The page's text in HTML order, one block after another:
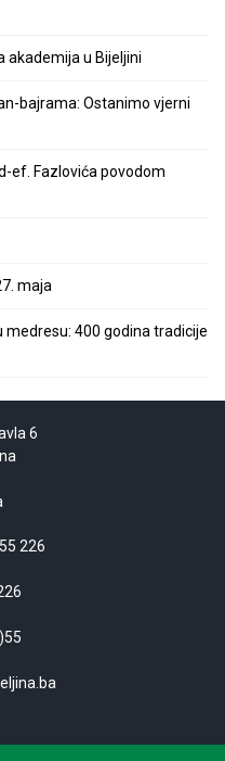
akademija u Bijeljini
bajrama: Ostanimo vjerni
ef. Fazlovića povodom
maja
400 godina tradicije
6
226